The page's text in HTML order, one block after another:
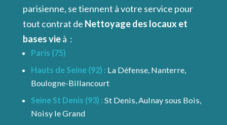
parisienne, se tiennent à votre service pour
tout contrat de Nettoyage des locaux et
bases vieà :
Paris (75)
Hauts de Seine (92) : La Défense, Nanterre,
Boulogne-Billancourt
Seine St Denis (93) : St Denis, Aulnay sous Bois,
Noisy le Grand